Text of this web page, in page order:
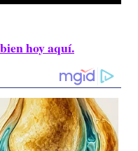
hoy aquí.